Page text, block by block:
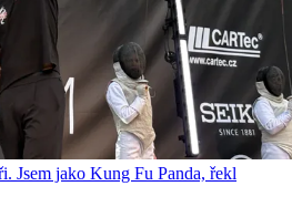
Jsem jako Kung Fu Panda, řekl